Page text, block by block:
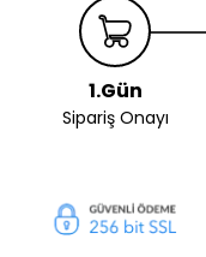
1.Gün
Sipariş Onayı